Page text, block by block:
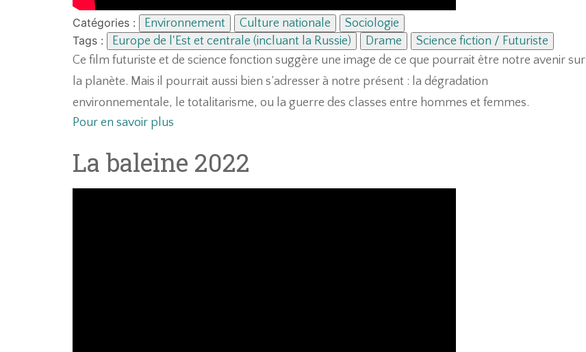
Catégories : Environnement Culture nationale
Sociologie
Tags :
Europe de l'Est et centrale (incluant la Russie) Drame
Science fiction / Futuriste
Ce film futuriste et de science fonction suggère une image de ce que pourrait être notre avenir sur
la planète. Mais il pourrait aussi bien s’adresser à notre présent : la dégradation
environnementale, le totalitarisme, ou la guerre des classes entre hommes et femmes.
Pour en savoir plus
La baleine 2022